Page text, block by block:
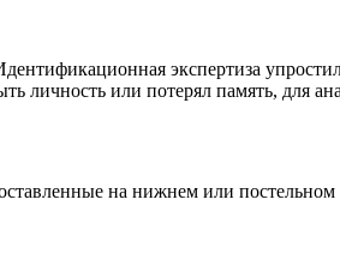
экспертиза
личность или потерял память, для
на нижнем или